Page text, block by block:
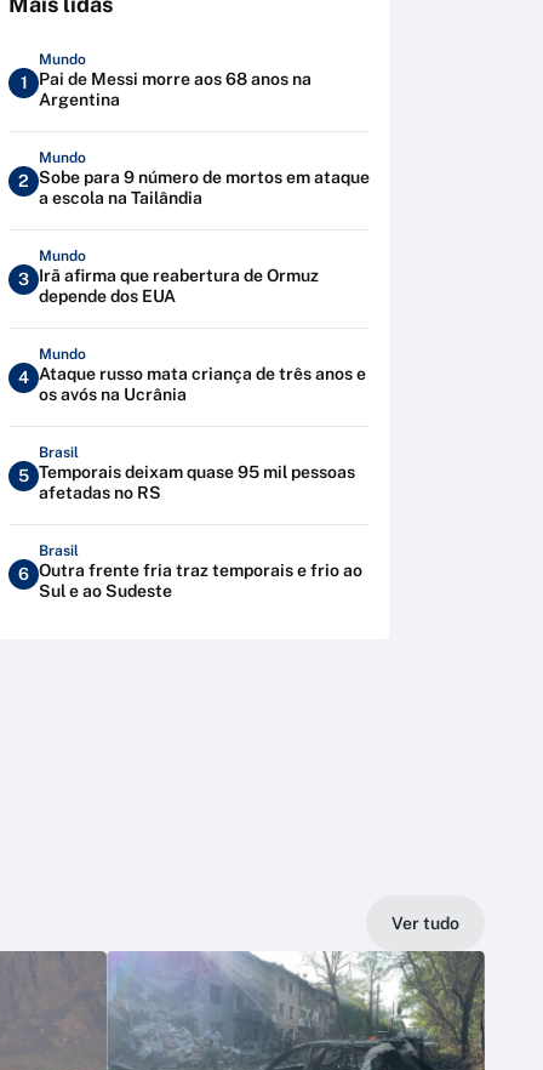
1
Mundo
Pai de Messi morre aos 68 anos na
Argentina
2
Mundo
Sobe para 9 número de mortos em ataque
a escola na Tailândia
3
Mundo
Irã afirma que reabertura de Ormuz
depende dos EUA
4
Mundo
Ataque russo mata criança de três anos e
os avós na Ucrânia
5
Brasil
Temporais deixam quase 95 mil pessoas
afetadas no RS
6
Brasil
Outra frente fria traz temporais e frio ao
Sul e ao Sudeste
Ver tudo